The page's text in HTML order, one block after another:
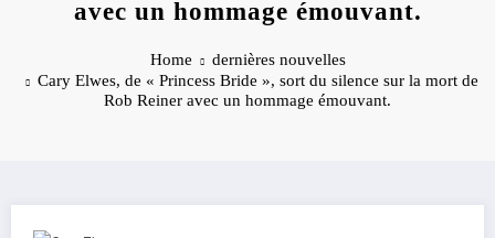
avec un hommage émouvant.
Home
dernières nouvelles
Cary Elwes, de « Princess Bride », sort du silence sur la mort de
Rob Reiner avec un hommage émouvant.